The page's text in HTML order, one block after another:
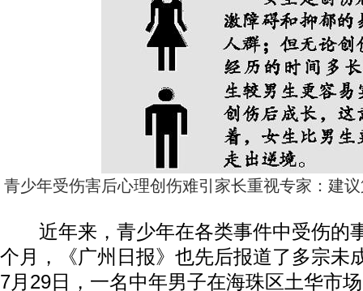
青少年受伤害后心理创伤难引家长重视专家：建
近年来，青少年在各类事件中受伤的
个月，《广州日报》也先后报道了多宗未
7月29日，一名中年男子在海珠区土华市